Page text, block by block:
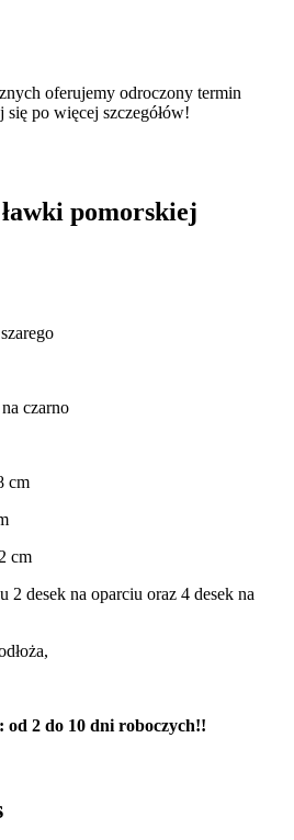
oferujemy odroczony termin
się po więcej szczegółów!
pomorskiej
czarno
cm
cm
2 desek na oparciu oraz 4 desek na
od 2 do 10 dni roboczych!!